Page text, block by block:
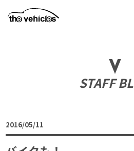
STAFF
2016/05/11